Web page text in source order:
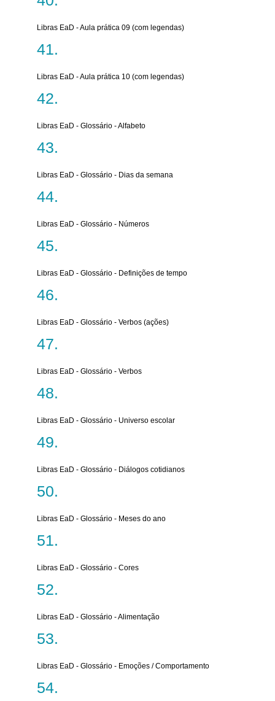
Libras EaD - Aula prática 09 (com legendas)
Libras EaD - Aula prática 10 (com legendas)
Libras EaD - Glossário - Alfabeto
Libras EaD - Glossário - Dias da semana
Libras EaD - Glossário - Números
Libras EaD - Glossário - Definições de tempo
Libras EaD - Glossário - Verbos (ações)
Libras EaD - Glossário - Verbos
Libras EaD - Glossário - Universo escolar
Libras EaD - Glossário - Diálogos cotidianos
Libras EaD - Glossário - Meses do ano
Libras EaD - Glossário - Cores
Libras EaD - Glossário - Alimentação
Libras EaD - Glossário - Emoções / Comportamento